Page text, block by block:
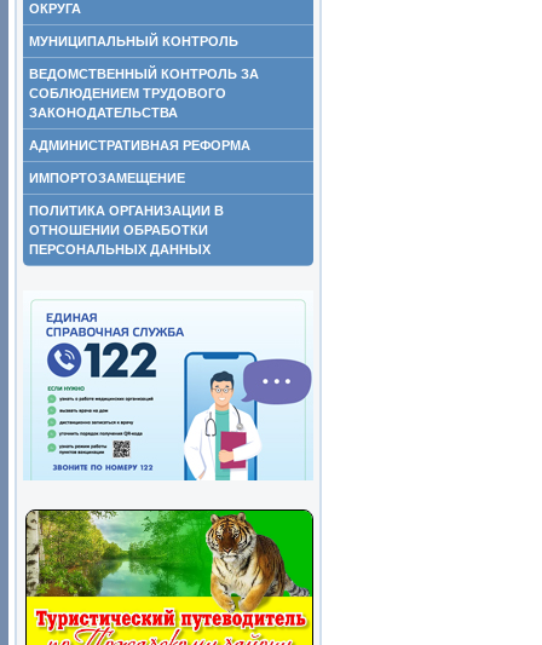
ОКРУГА
МУНИЦИПАЛЬНЫЙ КОНТРОЛЬ
ВЕДОМСТВЕННЫЙ КОНТРОЛЬ ЗА
СОБЛЮДЕНИЕМ ТРУДОВОГО
ЗАКОНОДАТЕЛЬСТВА
АДМИНИСТРАТИВНАЯ РЕФОРМА
ИМПОРТОЗАМЕЩЕНИЕ
ПОЛИТИКА ОРГАНИЗАЦИИ В
ОТНОШЕНИИ ОБРАБОТКИ
ПЕРСОНАЛЬНЫХ ДАННЫХ